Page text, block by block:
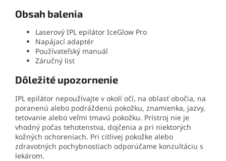
Obsah balenia
Laserový IPL epilátor IceGlow Pro
Napájací adaptér
Používateľský manuál
Záručný list
Dôležité upozornenie
IPL epilátor nepoužívajte v okolí očí, na oblasť obočia, na
poranenú alebo podráždenú pokožku, znamienka, jazvy,
tetovanie alebo veľmi tmavú pokožku. Prístroj nie je
vhodný počas tehotenstva, dojčenia a pri niektorých
kožných ochoreniach. Pri citlivej pokožke alebo
zdravotných pochybnostiach odporúčame konzultáciu s
lekárom.